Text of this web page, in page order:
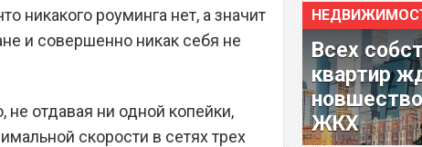
никакого роуминга нет, а значит
и совершенно никак себя не
отдавая ни одной копейки,
скорости в сетях трех
Всех
квартир
ЖКХ